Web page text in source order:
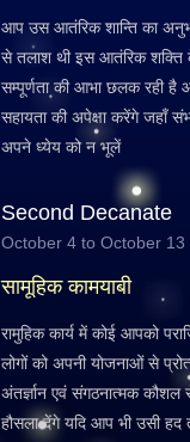
आप उस आतंरिक शान्ति का
से तलाश थी इस आतंरिक शक्ति
सम्पूर्णता की आभा छलक रही
सहायता की अपेक्षा करेंगे जहाँ
अपने ध्येय को न भूलें
Second Decanate
October 4 to October 13
सामूहिक कामयाबी
रामुहिक कार्य में कोई आपको
लोगों को अपनी योजनाओं से
अंतर्ज्ञान एवं संगठनात्मक
हौसला देंगे यदि आप भी उसी